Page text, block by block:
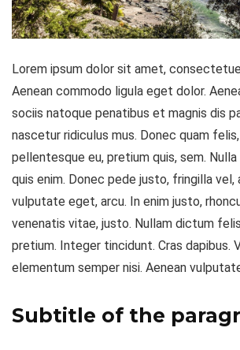
Lorem ipsum dolor sit amet,
Aenean commodo ligula eget dolor.
sociis natoque penatibus et magnis dis
nascetur ridiculus mus. Donec quam
pellentesque eu, pretium quis, sem.
quis enim. Donec pede justo, fringilla vel,
vulputate eget, arcu. In enim justo,
venenatis vitae, justo. Nullam dictum
pretium. Integer tincidunt. Cras dapibus.
elementum semper nisi. Aenean
Subtitle of the